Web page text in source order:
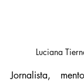
Luciana
Jornalista,